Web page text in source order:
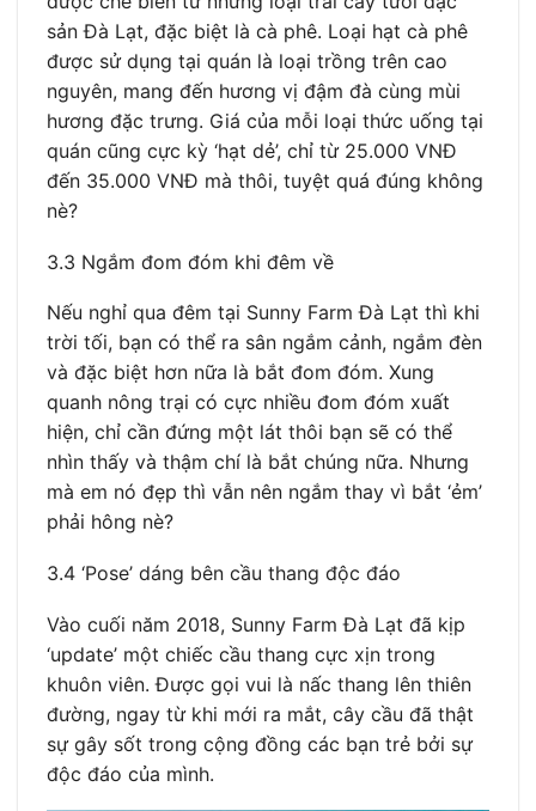
sản Đà Lạt, đặc biệt là cà phê. Loại hạt cà phê
được sử dụng tại quán là loại trồng trên cao
nguyên, mang đến hương vị đậm đà cùng mùi
hương đặc trưng. Giá của mỗi loại thức uống tại
quán cũng cực kỳ ‘hạt dẻ’, chỉ từ 25.000 VNĐ
đến 35.000 VNĐ mà thôi, tuyệt quá đúng không
nè?
3.3 Ngắm đom đóm khi đêm về
Nếu nghỉ qua đêm tại Sunny Farm Đà Lạt thì khi
trời tối, bạn có thể ra sân ngắm cảnh, ngắm đèn
và đặc biệt hơn nữa là bắt đom đóm. Xung
quanh nông trại có cực nhiều đom đóm xuất
hiện, chỉ cần đứng một lát thôi bạn sẽ có thể
nhìn thấy và thậm chí là bắt chúng nữa. Nhưng
mà em nó đẹp thì vẫn nên ngắm thay vì bắt ‘ẻm’
phải hông nè?
3.4 ‘Pose’ dáng bên cầu thang độc đáo
Vào cuối năm 2018, Sunny Farm Đà Lạt đã kịp
‘update’ một chiếc cầu thang cực xịn trong
khuôn viên. Được gọi vui là nấc thang lên thiên
đường, ngay từ khi mới ra mắt, cây cầu đã thật
sự gây sốt trong cộng đồng các bạn trẻ bởi sự
độc đáo của mình.